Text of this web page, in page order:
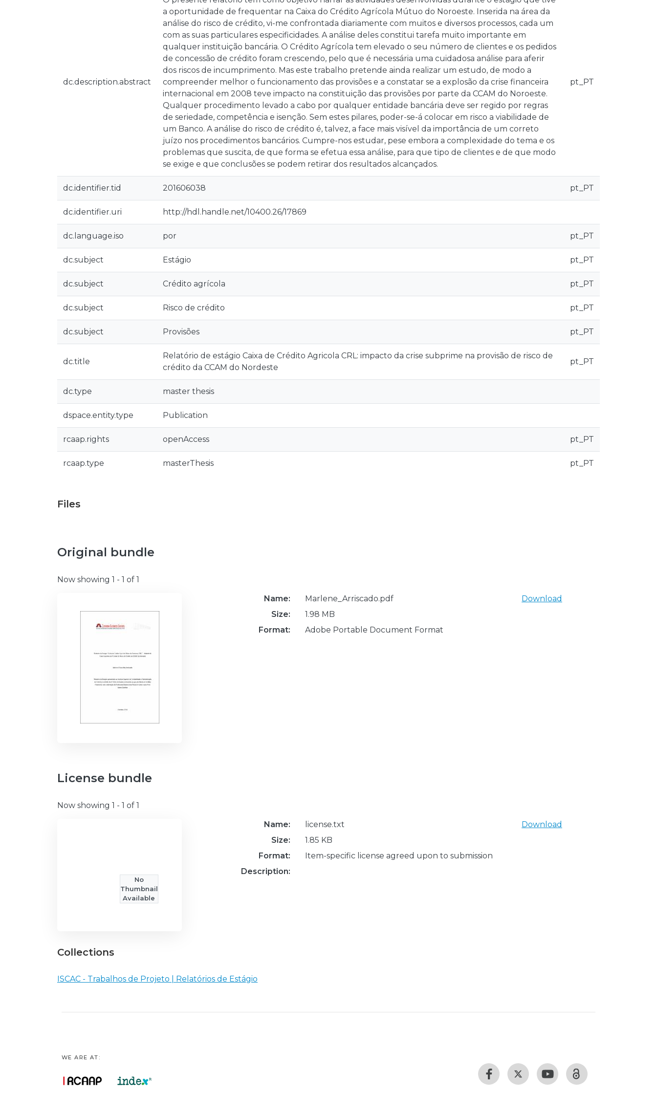
dc.description.abstract
a oportunidade de frequentar na Caixa do Crédito Agrícola Mútuo do Noroeste. Inserida na área da
análise do risco de crédito, vi-me confrontada diariamente com muitos e diversos processos, cada um
com as suas particulares especificidades. A análise deles constitui tarefa muito importante em
qualquer instituição bancária. O Crédito Agrícola tem elevado o seu número de clientes e os pedidos
de concessão de crédito foram crescendo, pelo que é necessária uma cuidadosa análise para aferir
dos riscos de incumprimento. Mas este trabalho pretende ainda realizar um estudo, de modo a
compreender melhor o funcionamento das provisões e a constatar se a explosão da crise financeira
internacional em 2008 teve impacto na constituição das provisões por parte da CCAM do Noroeste.
Qualquer procedimento levado a cabo por qualquer entidade bancária deve ser regido por regras
de seriedade, competência e isenção. Sem estes pilares, poder-se-á colocar em risco a viabilidade de
um Banco. A análise do risco de crédito é, talvez, a face mais visível da importância de um correto
juízo nos procedimentos bancários. Cumpre-nos estudar, pese embora a complexidade do tema e os
problemas que suscita, de que forma se efetua essa análise, para que tipo de clientes e de que modo
se exige e que conclusões se podem retirar dos resultados alcançados.
pt_PT
dc.identifier.tid 201606038 pt_PT
dc.identifier.uri http://hdl.handle.net/10400.26/17869
dc.language.iso por pt_PT
dc.subject Estágio pt_PT
dc.subject Crédito agrícola pt_PT
dc.subject Risco de crédito pt_PT
dc.subject Provisões pt_PT
dc.title
Relatório de estágio Caixa de Crédito Agricola CRL: impacto da crise subprime na provisão de risco de
crédito da CCAM do Nordeste
pt_PT
dc.type master thesis
dspace.entity.type Publication
rcaap.rights openAccess pt_PT
rcaap.type masterThesis pt_PT
Files
Original bundle
Now showing 1 - 1 of 1
Name:
Marlene_Arriscado.pdf
Size:
1.98 MB
Format:
Adobe Portable Document Format
Download
License bundle
Now showing 1 - 1 of 1
No
Thumbnail
Available
Name:
license.txt
Size:
1.85 KB
Format:
Item-specific license agreed upon to submission
Description:
Download
Collections
ISCAC - Trabalhos de Projeto | Relatórios de Estágio
WE ARE AT: